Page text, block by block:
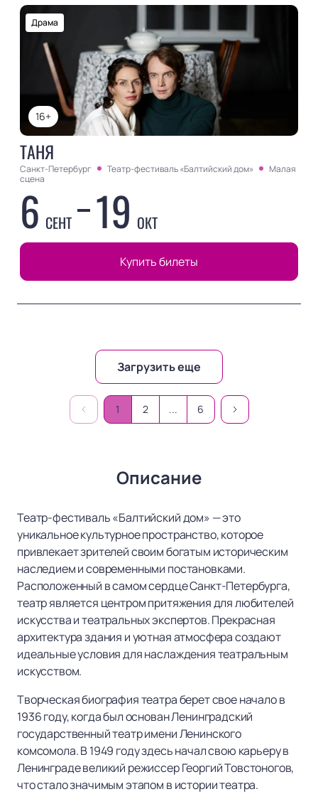
16+
Драма
ТАНЯ
Санкт-Петербург Театр-фестиваль «Балтийский дом»
Малая
сцена
6 СЕНТ 19 ОКТ
Купить билеты
Загрузить еще
1 2 ... 6
Описание
Театр-фестиваль «Балтийский дом» — это
уникальное культурное пространство, которое
привлекает зрителей своим богатым историческим
наследием и современными постановками.
Расположенный в самом сердце Санкт-Петербурга,
театр является центром притяжения для любителей
искусства и театральных экспертов. Прекрасная
архитектура здания и уютная атмосфера создают
идеальные условия для наслаждения театральным
искусством.
Творческая биография театра берет свое начало в
1936 году, когда был основан Ленинградский
государственный театр имени Ленинского
комсомола. В 1949 году здесь начал свою карьеру в
Ленинграде великий режиссер Георгий Товстоногов,
что стало значимым этапом в истории театра.